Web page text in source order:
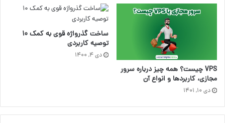
VPS چیست؟ همه چیز درباره سرور
مجازی، کاربردها و انواع آن
دی ۱۰, ۱۴۰۱
ساخت گذرواژه قوی به کمک ۱۰
توصیه کاربردی
دی ۴, ۱۴۰۰